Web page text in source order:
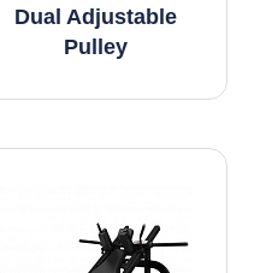
Dual Adjustable
Pulley